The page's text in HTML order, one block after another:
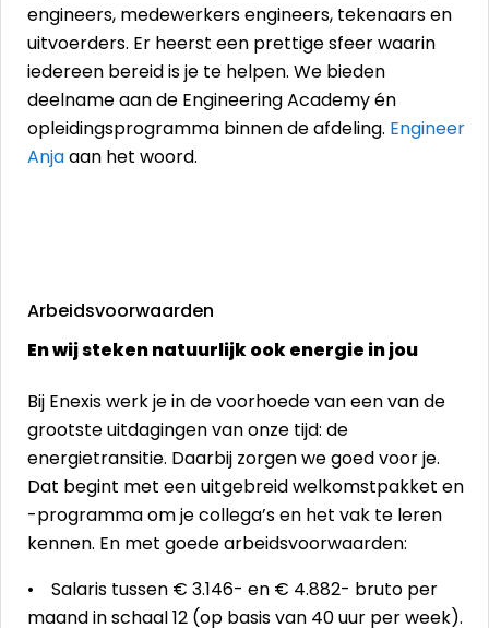
engineers, medewerkers engineers, tekenaars en
uitvoerders. Er heerst een prettige sfeer waarin
iedereen bereid is je te helpen. We bieden
deelname aan de Engineering Academy én
opleidingsprogramma binnen de afdeling. Engineer
Anjaaan het woord.
Arbeidsvoorwaarden
En wij steken natuurlijk ook energie in jou
Bij Enexis werk je in de voorhoede van een van de
grootste uitdagingen van onze tijd: de
energietransitie. Daarbij zorgen we goed voor je.
Dat begint met een uitgebreid welkomstpakket en
-programma om je collega’s en het vak te leren
kennen. En met goede arbeidsvoorwaarden:
• Salaris tussen € 3.146- en € 4.882- bruto per
maand in schaal 12 (op basis van 40 uur per week).